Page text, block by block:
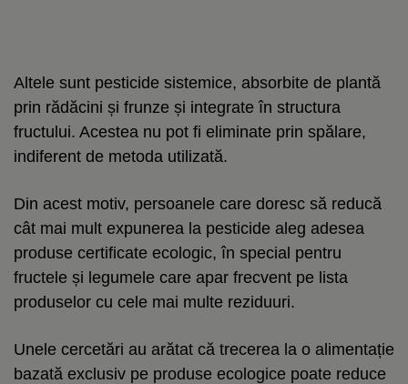
Altele sunt pesticide sistemice, absorbite de plantă
prin rădăcini și frunze și integrate în structura
fructului. Acestea nu pot fi eliminate prin spălare,
indiferent de metoda utilizată.
Din acest motiv, persoanele care doresc să reducă
cât mai mult expunerea la pesticide aleg adesea
produse certificate ecologic, în special pentru
fructele și legumele care apar frecvent pe lista
produselor cu cele mai multe reziduuri.
Unele cercetări au arătat că trecerea la o alimentație
bazată exclusiv pe produse ecologice poate reduce